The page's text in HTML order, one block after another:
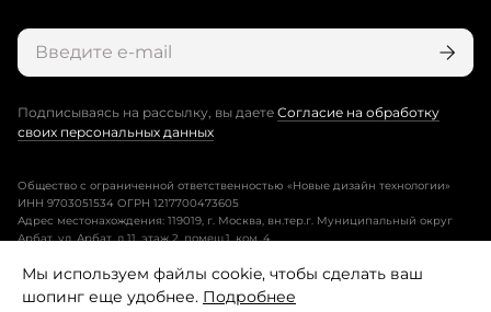
Подписываясь на рассылку, вы даете Согласие на обработку
своих персональных данных
Общество с ограниченной ответственностью «Новые дизайн технологии»
ИНН 9703051534 ОГРН 1217700473605
Адрес местонахождения: 119019, г. Москва, вн.тер.г. Муниципальный округ
Арбат, ул. Арбат, д.11, этаж 2, помещ.1, ком. 4.
Пользовательское соглашение
Мы используем файлы cookie, чтобы сделать ваш
шопинг еще удобнее. Подробнее